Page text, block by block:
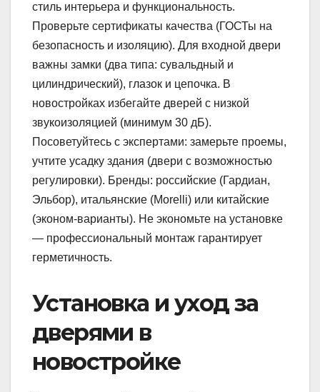
стиль интерьера и функциональность.
Проверьте сертификаты качества (ГОСТы на
безопасность и изоляцию). Для входной двери
важны замки (два типа: сувальдный и
цилиндрический), глазок и цепочка. В
новостройках избегайте дверей с низкой
звукоизоляцией (минимум 30 дБ).
Посоветуйтесь с экспертами: замерьте проемы,
учтите усадку здания (двери с возможностью
регулировки). Бренды: российские (Гардиан,
Эльбор), итальянские (Morelli) или китайские
(эконом-варианты). Не экономьте на установке
— профессиональный монтаж гарантирует
герметичность.
Установка и уход за
дверями в
новостройке